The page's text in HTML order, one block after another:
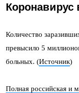
Коронавирус
Количество
превысило 5
больных. (Источник)
Полная российская и